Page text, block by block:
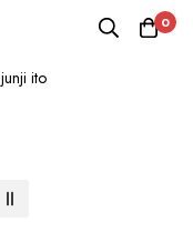
0
junji ito